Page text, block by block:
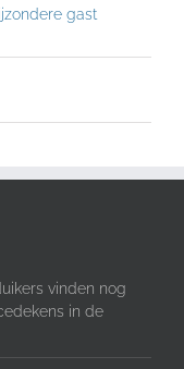
gast
vinden nog
in de